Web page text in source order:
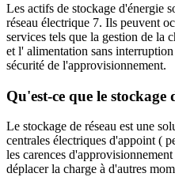
Les actifs de stockage d'énergie
réseau électrique 7. Ils peuvent
services tels que la gestion de la
et l' alimentation sans
sécurité de l'approvisionnement.
Qu'est-ce que le stockage
Le stockage de réseau est une
centrales électriques d'appoint (
les carences
déplacer la charge à d'autres